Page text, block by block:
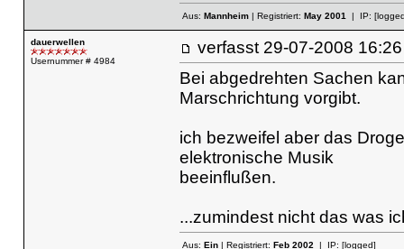
Aus: Mannheim| Registriert: May 2001| IP:
dauerwellen
Usernummer # 4984
verfasst 29-07-2008
Bei abgedrehten Sachen
Marschrichtung vorgibt.
ich bezweifel aber das
elektronische Musik
beeinflußen.
...zumindest nicht das was
Aus: Ein| Registriert: Feb 2002| IP: [logged]